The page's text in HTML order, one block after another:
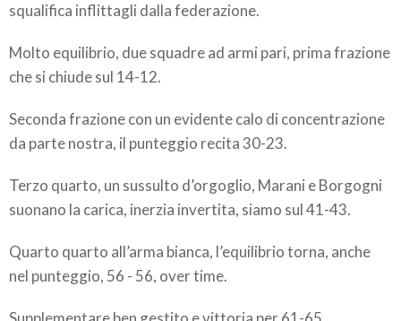
squalifica inflittagli dalla federazione.
Molto equilibrio, due squadre ad armi pari, prima frazione
che si chiude sul 14-12.
Seconda frazione con un evidente calo di concentrazione
da parte nostra, il punteggio recita 30-23.
Terzo quarto, un sussulto d’orgoglio, Marani e Borgogni
suonano la carica, inerzia invertita, siamo sul 41-43.
Quarto quarto all’arma bianca, l’equilibrio torna, anche
nel punteggio, 56 - 56, over time.